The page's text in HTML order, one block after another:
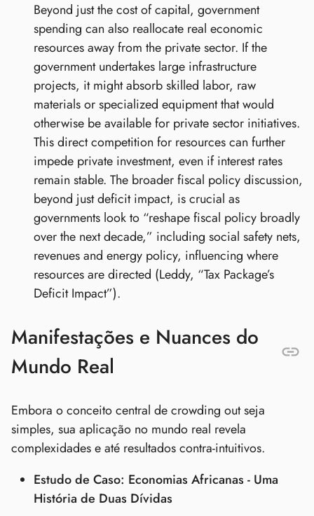
Beyond just the cost of capital, government
spending can also reallocate real economic
resources away from the private sector. If the
government undertakes large infrastructure
projects, it might absorb skilled labor, raw
materials or specialized equipment that would
otherwise be available for private sector initiatives.
This direct competition for resources can further
impede private investment, even if interest rates
remain stable. The broader fiscal policy discussion,
beyond just deficit impact, is crucial as
governments look to “reshape fiscal policy broadly
over the next decade,” including social safety nets,
revenues and energy policy, influencing where
resources are directed (Leddy, “Tax Package’s
Deficit Impact”).
Manifestações e Nuances do
Mundo Real
Embora o conceito central de crowding out seja
simples, sua aplicação no mundo real revela
complexidades e até resultados contra-intuitivos.
Estudo de Caso: Economias Africanas - Uma
História de Duas Dívidas